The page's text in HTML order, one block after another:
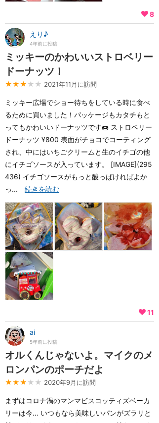
8
えり♪
4年前に投稿
ミッキーのかわいいストロベリー
ドーナッツ！
★★★ ★★ 2021年11月に訪問
ミッキー広場でショー待ちをしている時に食べ
るために買いました！パッケージもカタチもと
ってもかわいいドーナッツです🍩 ストロベリー
ドーナッツ ¥800 表面がチョコでコーティング
され、中にはいちごクリームと生のイチゴの他
にイチゴソースが入っています。 [IMAGE](295
436) イチゴソースがもっと酸っぱければよか
っ... 続きを読む
11
ai
5年前に投稿
オルくんじゃないよ。マイクのメ
ロンパンのポーチだよ
★★★ ★★ 2020年9月に訪問
まずはコロナ渦のマンマビスコッティズベーカ
リーは今… いつもなら美味しいパンがズラリと